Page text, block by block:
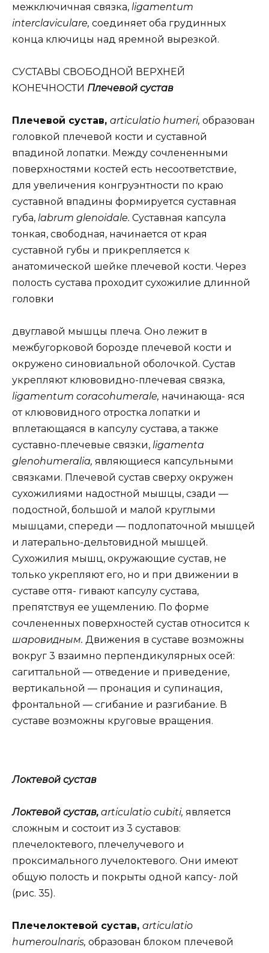
межключичная связка, ligamentum
interclaviculare, соединяет оба грудинных
конца ключицы над яремной вырезкой.
СУСТАВЫ СВОБОДНОЙ ВЕРХНЕЙ
КОНЕЧНОСТИ Плечевой сустав
Плечевой сустав, articulatio humeri, образован
головкой плечевой кости и суставной
впадиной лопатки. Между сочлененными
поверхностями костей есть несоответствие,
для увеличения конгруэнтности по краю
суставной впадины формируется суставная
губа, labrum glenoidale. Суставная капсула
тонкая, свободная, начинается от края
суставной губы и прикрепляется к
анатомической шейке плечевой кости. Через
полость сустава проходит сухожилие длинной
головки
двуглавой мышцы плеча. Оно лежит в
межбугорковой борозде плечевой кости и
окружено синовиальной оболочкой. Сустав
укрепляют клювовидно-плечевая связка,
ligamentum coracohumerale, начинающа- яся
от клювовидного отростка лопатки и
вплетающаяся в капсулу сустава, а также
суставно-плечевые связки, ligamenta
glenohumeralia, являющиеся капсульными
связками. Плечевой сустав сверху окружен
сухожилиями надостной мышцы, сзади —
подостной, большой и малой круглыми
мышцами, спереди — подлопаточной мышцей
и латерально-дельтовидной мышцей.
Сухожилия мышц, окружающие сустав, не
только укрепляют его, но и при движении в
суставе оття- гивают капсулу сустава,
препятствуя ее ущемлению. По форме
сочлененных поверхностей сустав относится к
шаровидным. Движения в суставе возможны
вокруг 3 взаимно перпендикулярных осей:
сагиттальной — отведение и приведение,
вертикальной — пронация и супинация,
фронтальной — сгибание и разгибание. В
суставе возможны круговые вращения.
Локтевой сустав
Локтевой сустав, articulatio cubiti, является
сложным и состоит из 3 суставов:
плечелоктевого, плечелучевого и
проксимального лучелоктевого. Они имеют
общую полость и покрыты одной капсу- лой
(рис. 35).
Плечелоктевой сустав, articulatio
humeroulnaris, образован блоком плечевой